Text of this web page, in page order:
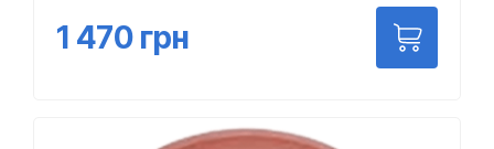
1 470 грн